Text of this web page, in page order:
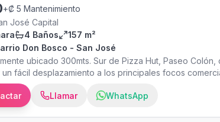
+₡ 5 Mantenimiento
José Capital
4 Baños
157 m²
Don Bosco - San José
ubicado 300mts. Sur de Pizza Hut, Paseo
fácil desplazamiento a los principales focos
desempeño. Dos torres gemelas de moderno
para lograr el cumplimiento de sus proyectos.
Llamar WhatsApp